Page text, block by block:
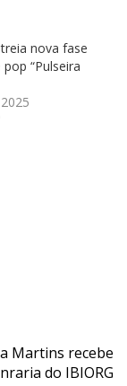
nova fase
“Pulseira
Martins recebe
do IBIORG